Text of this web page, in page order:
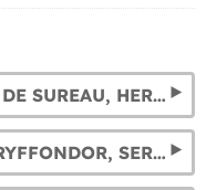
BAGUETTES HARRY POTTER: DE SUREAU, HERMIONE, DUMBLEDORE, VOLDEMORT… ET PLUS ENCORE.
ÉCHARPE HARRY POTTER: GRYFFONDOR, SERPENTARD, POUFSOUFFLE ET SERDAIGLE